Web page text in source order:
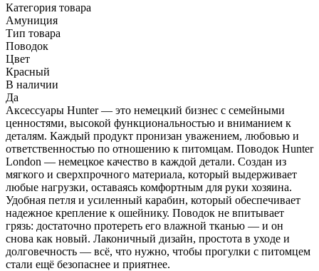
Категория товара
Амуниция
Тип товара
Поводок
Цвет
Красный
В наличии
Да
Аксессуары Hunter — это немецкий бизнес с семейными
ценностями, высокой функциональностью и вниманием к
деталям. Каждый продукт пронизан уважением, любовью и
ответственностью по отношению к питомцам. Поводок Hunter
London — немецкое качество в каждой детали. Создан из
мягкого и сверхпрочного материала, который выдерживает
любые нагрузки, оставаясь комфортным для руки хозяина.
Удобная петля и усиленный карабин, который обеспечивает
надежное крепление к ошейнику. Поводок не впитывает
грязь: достаточно протереть его влажной тканью — и он
снова как новый. Лаконичный дизайн, простота в уходе и
долговечность — всё, что нужно, чтобы прогулки с питомцем
стали ещё безопаснее и приятнее.